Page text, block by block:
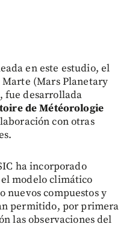
en este estudio, el
(Mars Planetary
fue desarrollada
de Météorologie
con otras
ha incorporado
modelo climático
nuevos compuestos y
permitido, por primera
las observaciones del